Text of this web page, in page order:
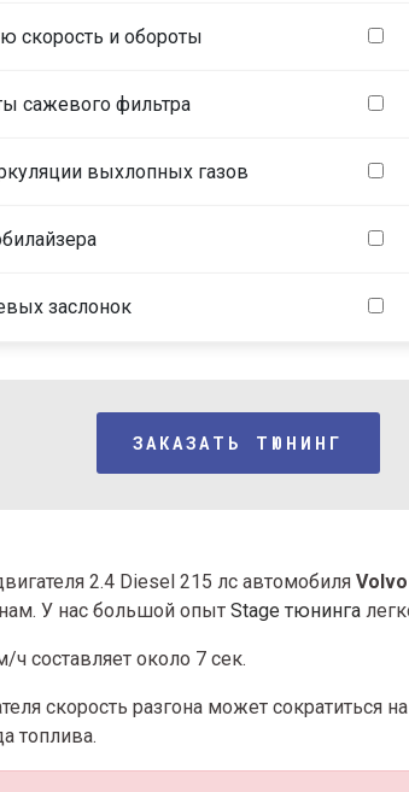
скорость и обороты
сажевого фильтра
выхлопных газов
заслонок
ЗАКАЗАТЬ ТЮНИНГ
2.4 Diesel 215 лс автомобиля
У нас большой опыт Stage тюнинга
ч составляет около 7 сек.
скорость разгона может сократиться
топлива.